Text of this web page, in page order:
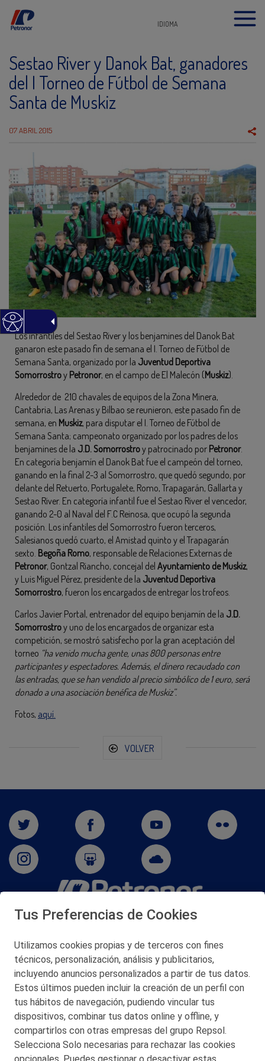
IDIOMA
Sestao River y Danok Bat, ganadores
del I Torneo de Fútbol de Semana
Santa de Muskiz
07 ABRIL 2015
Los infantiles del Sestao River y los benjamines del Danok Bat
ganaron este pasado fin de semana el I. Torneo de Fútbol de
Semana Santa, organizado por la Juventud Deportiva
Somorrostroy Petronor, en el campo de El Malecón (Muskiz).
Alrededor de 210 chavales de equipos de la Zona Minera,
Cantabria, Las Arenas y Bilbao se reunieron, este pasado fin de
semana, en Muskiz, para disputar el I. Torneo de Fútbol de
Semana Santa; campeonato organizado por los padres de los
benjamines de la J.D. Somorrostroy patrocinado por Petronor.
En categoría benjamín el Danok Bat fue el campeón del torneo,
ganando en la final 2-3 al Somorrostro, que quedó segundo, por
delante del Retuerto, Portugalete, Romo, Trapagarán, Gallarta y
Sestao River. En categoría infantil fue el Sestao River el vencedor,
ganando 2-0 al Naval del F.C Reinosa, que ocupó la segunda
posición. Los infantiles del Somorrostro fueron terceros,
Salesianos quedó cuarto, el Amistad quinto y el Trapagarán
sexto. Begoña Romo, responsable de Relaciones Externas de
Petronor, Gontzal Riancho, concejal del Ayuntamiento de Muskiz,
y Luis Miguel Pérez, presidente de la Juventud Deportiva
Somorrostro, fueron los encargados de entregar los trofeos.
Carlos Javier Portal, entrenador del equipo benjamín de la J.D.
Somorrostroy uno de los encargados de organizar esta
competición, se mostró satisfecho por la gran aceptación del
torneo “ha venido mucha gente, unas 800 personas entre
participantes y espectadores. Además, el dinero recaudado con
las entradas, que se han vendido al precio simbólico de 1 euro, será
donado a una asociación benéfica de Muskiz”.
Fotos, aquí.
VOLVER
San Martín 5-Edificio Muñatones,
© 2026 Petronor S.A.
CONTACTO
MAPA WEB
Tus Preferencias de Cookies
Utilizamos cookies propias y de terceros con fines
técnicos, personalización, análisis y publicitarios,
incluyendo anuncios personalizados a partir de tus datos.
Estos últimos pueden incluir la creación de un perfil con
tus hábitos de navegación, pudiendo vincular tus
dispositivos, combinar tus datos online y offline, y
compartirlos con otras empresas del grupo Repsol.
Selecciona Solo necesarias para rechazar las cookies